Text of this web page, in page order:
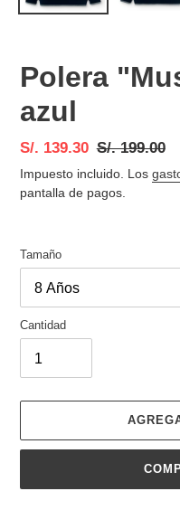
Polera
azul
Precio
de
venta
S/. 139.30 Precio
habitual
S/. 199.00
Impuesto incluido. Los
pantalla de pagos.
Tamaño
Cantidad